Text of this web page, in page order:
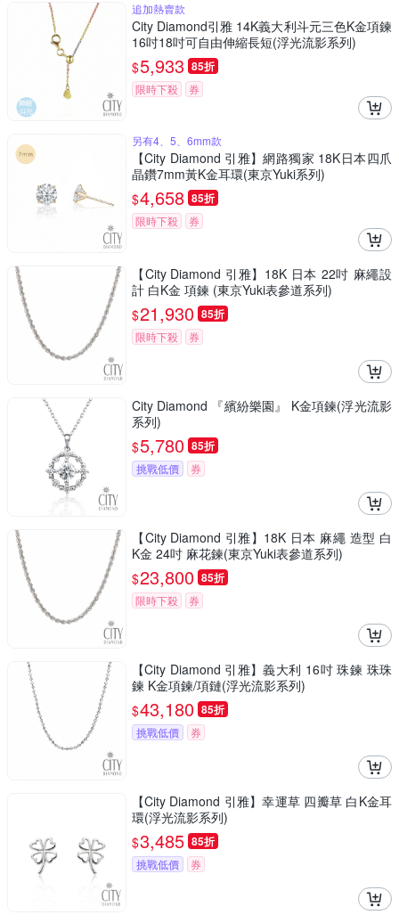
追加熱賣款
City Diamond引雅 14K義大利斗元三色K金項鍊
16吋18吋可自由伸縮長短(浮光流影系列)
$5,933 85折
限時下殺 券
另有4、5、6mm款
【City Diamond 引雅】網路獨家 18K日本四爪
晶鑽7mm黃K金耳環(東京Yuki系列)
$4,658 85折
限時下殺 券
【City Diamond 引雅】18K 日本 22吋 麻繩設
計 白K金 項鍊 (東京Yuki表參道系列)
$21,930 85折
限時下殺 券
City Diamond 『繽紛樂園』 K金項鍊(浮光流影
系列)
$5,780 85折
挑戰低價 券
【City Diamond 引雅】18K 日本 麻繩 造型 白
K金 24吋 麻花鍊(東京Yuki表參道系列)
$23,800 85折
限時下殺 券
【City Diamond 引雅】義大利 16吋 珠鍊 珠珠
鍊 K金項鍊/項鏈(浮光流影系列)
$43,180 85折
挑戰低價 券
【City Diamond 引雅】幸運草 四瓣草 白K金耳
環(浮光流影系列)
$3,485 85折
挑戰低價 券